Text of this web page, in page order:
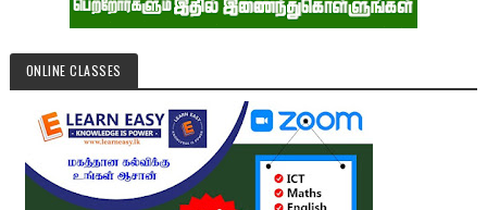
ONLINE CLASSES